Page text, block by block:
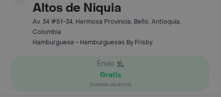
Altos de Niquia
Av. 34 #51-34, Hermosa Provincia, Bello, Antioquia,
Colombia
Hamburguesa - Hamburguesas By Frisby
Envío
Gratis
(nuevos usuarios)